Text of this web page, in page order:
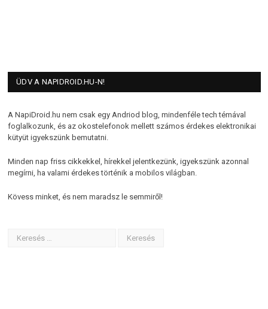
ÜDV A NAPIDROID.HU-N!
A NapiDroid.hu nem csak egy Andriod blog, mindenféle tech témával
foglalkozunk, és az okostelefonok mellett számos érdekes elektronikai
kütyüt igyekszünk bemutatni.
Minden nap friss cikkekkel, hírekkel jelentkezünk, igyekszünk azonnal
megírni, ha valami érdekes történik a mobilos világban.
Kövess minket, és nem maradsz le semmiről!